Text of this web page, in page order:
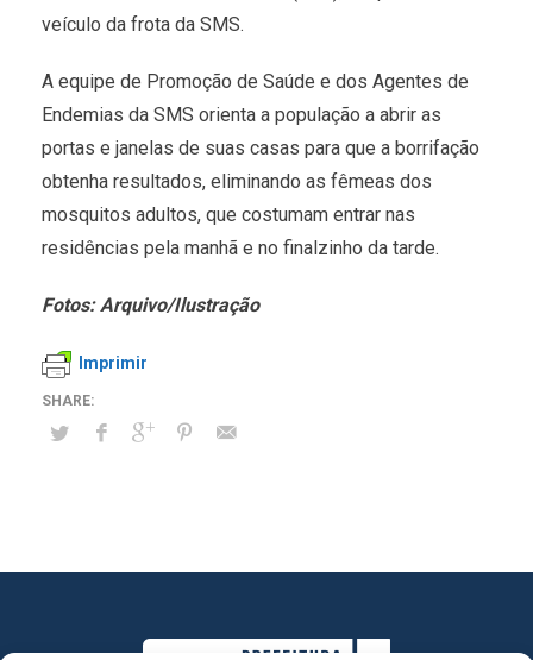
veículo da frota da SMS.
A equipe de Promoção de Saúde e dos Agentes de
Endemias da SMS orienta a população a abrir as
portas e janelas de suas casas para que a borrifação
obtenha resultados, eliminando as fêmeas dos
mosquitos adultos, que costumam entrar nas
residências pela manhã e no finalzinho da tarde.
Fotos: Arquivo/Ilustração
Imprimir